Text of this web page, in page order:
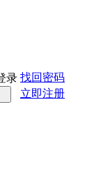
录 找回密码
立即注册